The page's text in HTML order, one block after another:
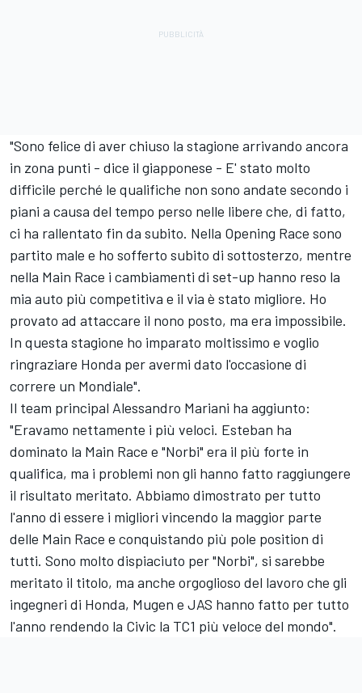
"Sono felice di aver chiuso la stagione arrivando ancora
in zona punti - dice il giapponese - E' stato molto
difficile perché le qualifiche non sono andate secondo i
piani a causa del tempo perso nelle libere che, di fatto,
ci ha rallentato fin da subito. Nella Opening Race sono
partito male e ho sofferto subito di sottosterzo, mentre
nella Main Race i cambiamenti di set-up hanno reso la
mia auto più competitiva e il via è stato migliore. Ho
provato ad attaccare il nono posto, ma era impossibile.
In questa stagione ho imparato moltissimo e voglio
ringraziare Honda per avermi dato l'occasione di
correre un Mondiale".
Il team principal Alessandro Mariani ha aggiunto:
"Eravamo nettamente i più veloci. Esteban ha
dominato la Main Race e "Norbi" era il più forte in
qualifica, ma i problemi non gli hanno fatto raggiungere
il risultato meritato. Abbiamo dimostrato per tutto
l'anno di essere i migliori vincendo la maggior parte
delle Main Race e conquistando più pole position di
tutti. Sono molto dispiaciuto per "Norbi", si sarebbe
meritato il titolo, ma anche orgoglioso del lavoro che gli
ingegneri di Honda, Mugen e JAS hanno fatto per tutto
l'anno rendendo la Civic la TC1 più veloce del mondo".